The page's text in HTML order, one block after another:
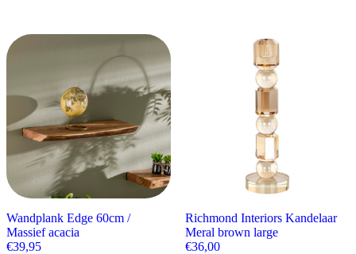
Wandplank Edge 60cm /
Massief acacia
€39,95
Richmond Interiors Kandelaar
Meral brown large
€36,00